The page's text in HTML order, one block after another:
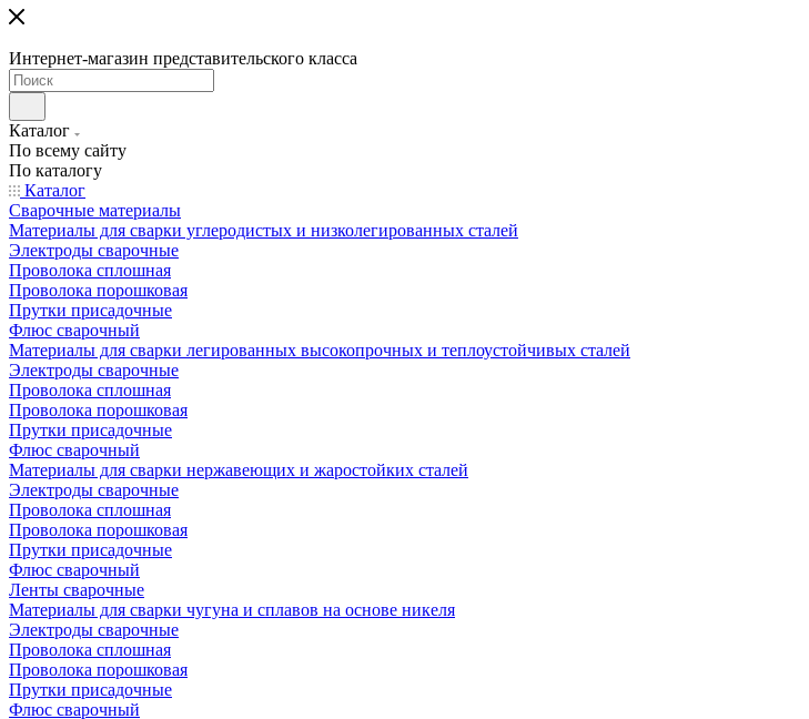
Интернет-магазин представительского класса
Каталог
По всему сайту
По каталогу
Каталог
Сварочные материалы
Материалы для сварки углеродистых и низколегированных сталей
Электроды сварочные
Проволока сплошная
Проволока порошковая
Прутки присадочные
Флюс сварочный
Материалы для сварки легированных высокопрочных и теплоустойчивых сталей
Электроды сварочные
Проволока сплошная
Проволока порошковая
Прутки присадочные
Флюс сварочный
Материалы для сварки нержавеющих и жаростойких сталей
Электроды сварочные
Проволока сплошная
Проволока порошковая
Прутки присадочные
Флюс сварочный
Ленты сварочные
Материалы для сварки чугуна и сплавов на основе никеля
Электроды сварочные
Проволока сплошная
Проволока порошковая
Прутки присадочные
Флюс сварочный